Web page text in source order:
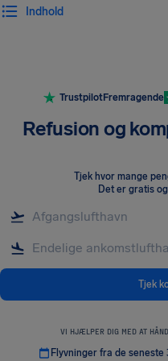
Indhold
TrustpilotFremragende
Refusion og
Tjek hvor mange
Det er gratis
Tjek
VI HJÆLPER DIG MED AT
Flyvninger fra de seneste